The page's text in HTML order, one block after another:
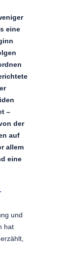
eine
–
der
auf
allem
eine
und
hat